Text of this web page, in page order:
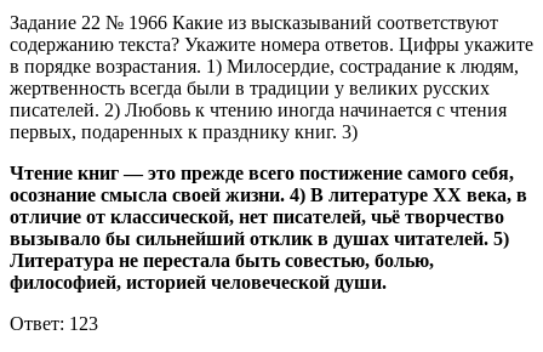
Задание 22 № 1966 Какие из высказываний соответствуют
содержанию текста? Укажите номера ответов. Цифры укажите
в порядке возрастания. 1) Милосердие, сострадание к людям,
жертвенность всегда были в традиции у великих русских
писателей. 2) Любовь к чтению иногда начинается с чтения
первых, подаренных к празднику книг. 3)
Чтение книг — это прежде всего постижение самого себя,
осознание смысла своей жизни. 4) В литературе XX века, в
отличие от классической, нет писателей, чьё творчество
вызывало бы сильнейший отклик в душах читателей. 5)
Литература не перестала быть совестью, болью,
философией, историей человеческой души.
Ответ: 123